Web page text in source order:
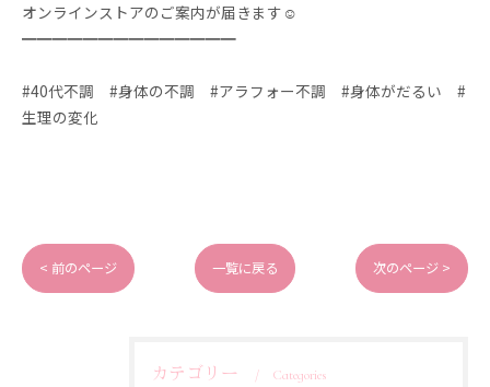
オンラインストアのご案内が届きます☺️
━━━━━━━━━━━━━━
#40代不調 #身体の不調 #アラフォー不調 #身体がだるい #
生理の変化
< 前のページ 一覧に戻る 次のページ >
カテゴリー Categories